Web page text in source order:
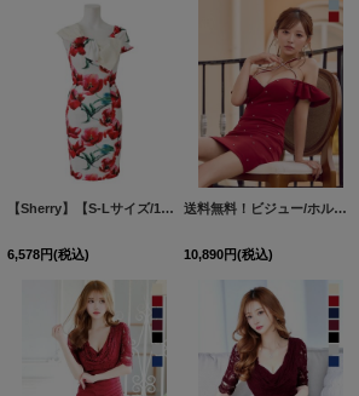
【Sherry】【S-Lサイズ/1カラー】サイドビッグリボンビビットフラワープリントひざ丈ミニドレス[HC02]
6,578円(税込)
送料無料！ビジュー/ホルターネック/フリル袖/オフショル/タイト/ミニドレス/キャバドレス【S-Mサイズ/2カラー】[OF03]【YN】dzwgCAC
10,890円(税込)